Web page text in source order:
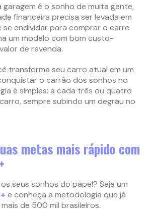
garagem é o sonho de muita gente,
financeira precisa ser levada em
se endividar para comprar o carro
um modelo com bom custo-
de revenda.
transforma seu carro atual em um
o carrão dos sonhos no
é simples: a cada três ou quatro
sempre subindo um degrau no
metas mais rápido com
seus sonhos do papel? Seja um
e conheça a metodologia que já
de 500 mil brasileiros.